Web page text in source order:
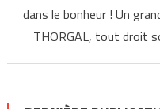
dans le bonheur ! Un
THORGAL, tout droit